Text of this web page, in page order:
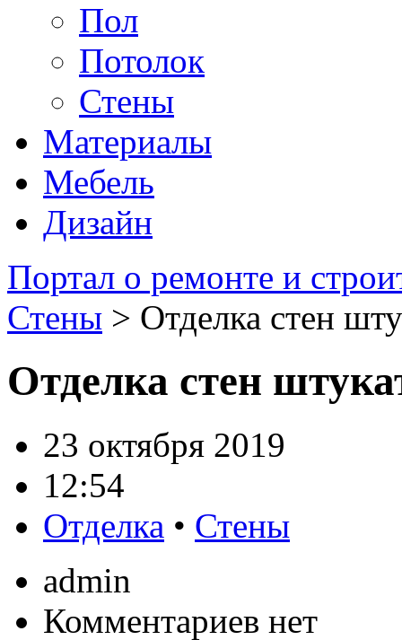
Пол
Потолок
Стены
Материалы
Мебель
Дизайн
Портал о ремонте и
Стены > Отделка стен
Отделка стен
23 октября 2019
12:54
Отделка • Стены
admin
Комментариев нет